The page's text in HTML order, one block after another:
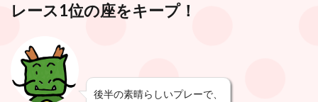
レース1位の座をキープ！
後半の素晴らしいプレーで、